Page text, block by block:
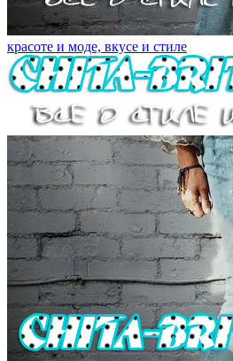
красоте и моде, вкусе и стиле